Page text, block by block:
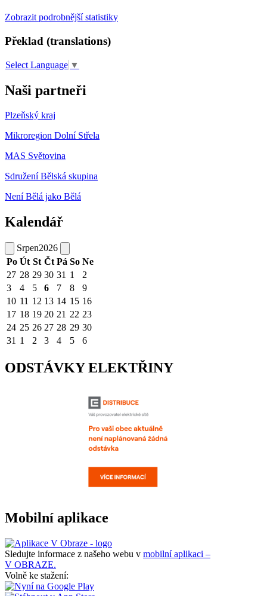
Zobrazit podrobnější statistiky
Překlad (translations)
Select Language ▼
Naši partneři
Plzeňský kraj
Mikroregion Dolní Střela
MAS Světovina
Sdružení Bělská skupina
Není Bělá jako Bělá
Kalendář
Srpen2026
Po Út St Čt Pá So Ne
27 28 29 30 31 1
2
3
4 5 6 7 8
9
10 11 12 13 14 15 16
17 18 19 20 21 22 23
24 25 26 27 28 29 30
31 1 2 3 4 5 6
ODSTÁVKY ELEKTŘINY
Mobilní aplikace
Sledujte informace z našeho webu v mobilní aplikaci –
V OBRAZE.
Volně ke stažení: